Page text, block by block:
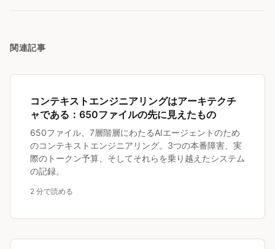
関連記事
コンテキストエンジニアリングはアーキテクチ
ャである：650ファイルの先に見えたもの
650ファイル、7層階層にわたるAIエージェントのため
のコンテキストエンジニアリング。3つの本番障害、実
際のトークン予算、そしてそれらを乗り越えたシステム
の記録。
2 分で読める